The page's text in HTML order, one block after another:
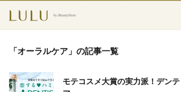
「オーラルケア」の記事一覧
モテコスメ大賞の実力派！デン